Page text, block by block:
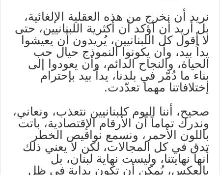
نريد أن نخرج من هذه العقلية الإلغائية،
بل أريد أن أؤكد أن أكثرية اللبنانيين، حتى
لا أقول كل اللبنانيين، يُريدون أن يعيشوا
يداً بيد، وأن يكونوا النموذج حيال حب
الحياة، والنجاح الدائم، وأن يعودوا إلى
بناء ما دُمّر في بلدنا، يداً بيد بإحترام
إختلافاتنا مهما تعدّدت.
صحيح، أننا اليوم كلبنانيين نتعذب، ونعاني،
وندرك تماماً أن الأرقام الإقتصادية، باتت
باللون الأحمر، ونسمع نواقيص الخطر
تدق في كل المجالات، لكن لا يعني ذلك
أنها نهايتنا، وليست نهاية لبنان، بل
بالعكس، يُمكن أن تكون بداية في ظل